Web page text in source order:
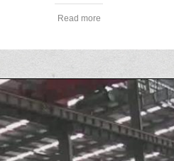
Read more